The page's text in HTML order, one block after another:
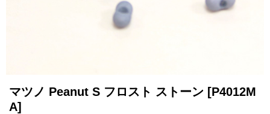
マツノ Peanut S フロスト ストーン [P4012M
A]